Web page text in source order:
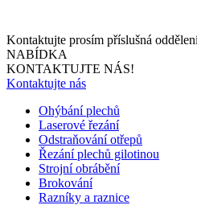
Kontaktujte prosím příslušná
NABÍDKA
KONTAKTUJTE NÁS!
Kontaktujte nás
Ohýbání plechů
Laserové řezání
Odstraňování otřepů
Řezání plechů gilotinou
Strojní obrábění
Brokování
Razníky a raznice